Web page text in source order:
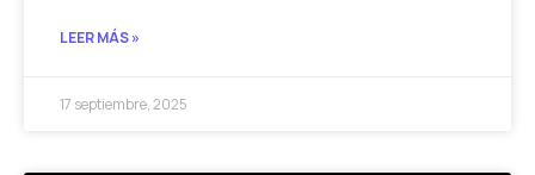
LEER MÁS »
17 septiembre, 2025